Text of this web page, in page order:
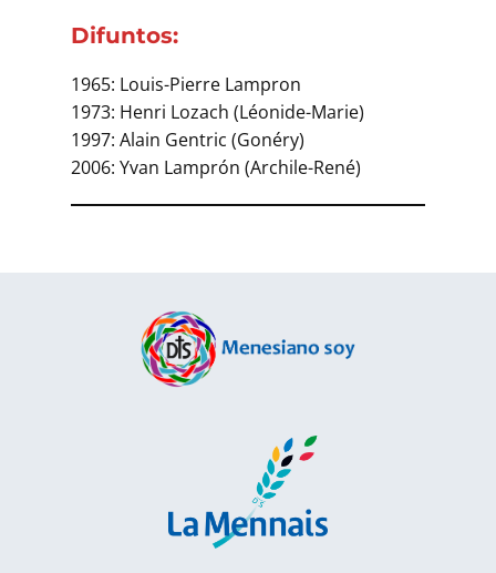
Difuntos:
1965: Louis-Pierre Lampron
1973: Henri Lozach (Léonide-Marie)
1997: Alain Gentric (Gonéry)
2006: Yvan Lamprón (Archile-René)